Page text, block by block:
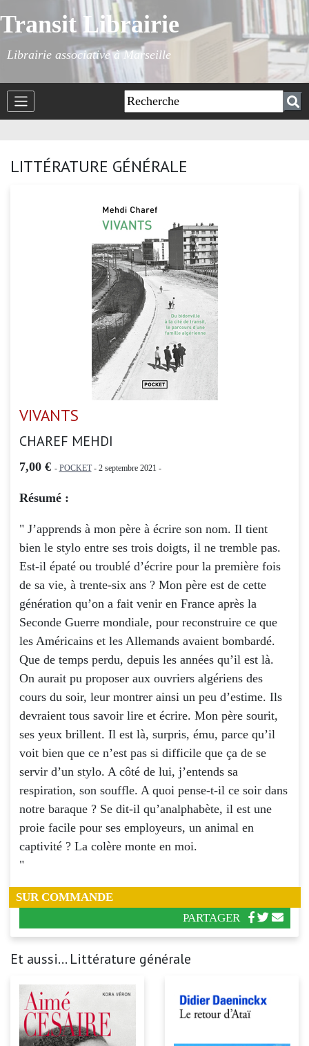
Transit Librairie
Librairie associative à Marseille
LITTÉRATURE GÉNÉRALE
VIVANTS
CHAREF MEHDI
7,00 € - POCKET- 2 septembre 2021 -
Résumé :
" J’apprends à mon père à écrire son nom. Il tient
bien le stylo entre ses trois doigts, il ne tremble pas.
Est-il épaté ou troublé d’écrire pour la première fois
de sa vie, à trente-six ans ? Mon père est de cette
génération qu’on a fait venir en France après la
Seconde Guerre mondiale, pour reconstruire ce que
les Américains et les Allemands avaient bombardé.
Que de temps perdu, depuis les années qu’il est là.
On aurait pu proposer aux ouvriers algériens des
cours du soir, leur montrer ainsi un peu d’estime. Ils
devraient tous savoir lire et écrire. Mon père sourit,
ses yeux brillent. Il est là, surpris, ému, parce qu’il
voit bien que ce n’est pas si difficile que ça de se
servir d’un stylo. A côté de lui, j’entends sa
respiration, son souffle. A quoi pense-t-il ce soir dans
notre baraque ? Se dit-il qu’analphabète, il est une
proie facile pour ses employeurs, un animal en
captivité ? La colère monte en moi.
"
SUR COMMANDE
PARTAGER
Et aussi... Littérature générale